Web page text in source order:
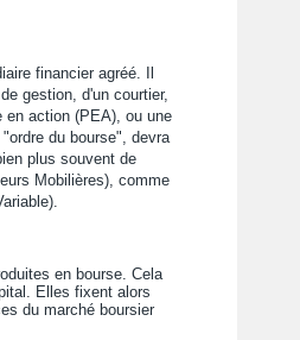
financier agréé. Il
gestion, d'un courtier,
en action (PEA), ou une
du bourse", devra
plus souvent de
Mobilières), comme
en bourse. Cela
Elles fixent alors
du marché boursier